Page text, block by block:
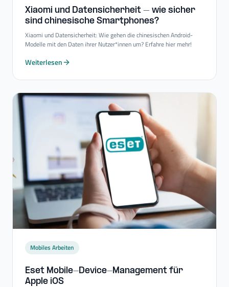
Xiaomi und Datensicherheit – wie sicher
sind chinesische Smartphones?
Xiaomi und Datensicherheit: Wie gehen die chinesischen Android-
Modelle mit den Daten ihrer Nutzer*innen um? Erfahre hier mehr!
Weiterlesen
Mobiles Arbeiten
Eset Mobile-​Device-​Management für
Apple iOS